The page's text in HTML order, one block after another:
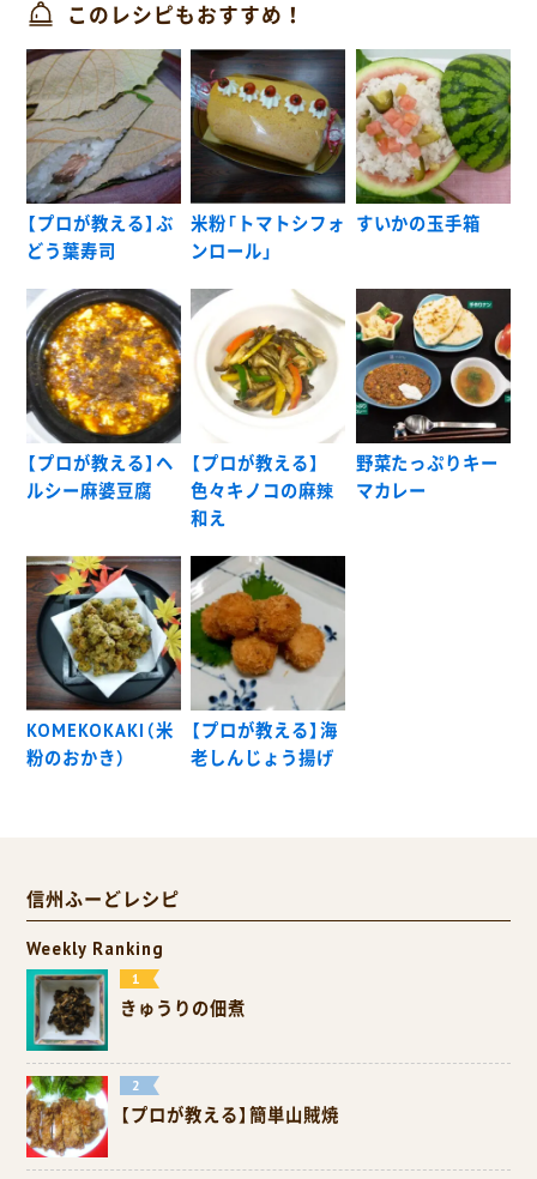
このレシピもおすすめ！
【プロが教える】ぶ
どう葉寿司
米粉「トマトシフォ
ンロール」
すいかの玉手箱
【プロが教える】ヘ
ルシー麻婆豆腐
【プロが教える】
色々キノコの麻辣
和え
野菜たっぷりキー
マカレー
KOMEKOKAKI（米
粉のおかき）
【プロが教える】海
老しんじょう揚げ
信州ふーどレシピ
Weekly Ranking
きゅうりの佃煮
【プロが教える】簡単山賊焼